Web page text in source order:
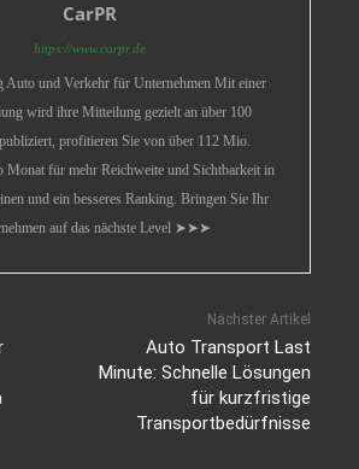
CarPR
https://www.carpr.de
Auto und Verkehr für Unternehmen Mit einer
wird ihre Mitteilung gezielt an über 100
profitieren Sie von über 112 Mio.
Monat für mehr Reichweite und Sichtbarkeit in
und ein besseres Ranking. Bringen Sie Ihr
auf das nächste Level ➤➤➤
Nächster Artikel
Auto Transport Last
Minute: Schnelle Lösungen
für kurzfristige
Transportbedürfnisse